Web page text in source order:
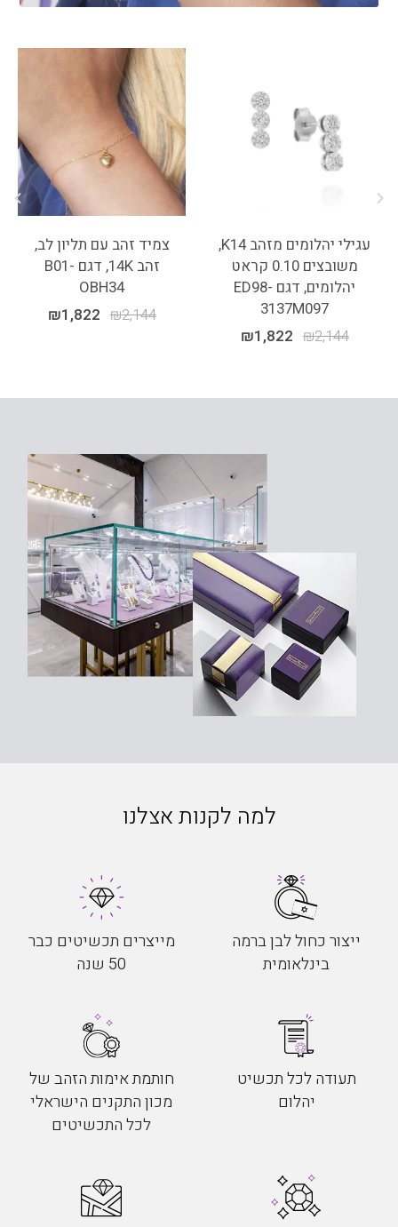
עגילי יהלומים מזהב K14,
משובצים 0.10 קראט
יהלומים, דגם ED98-
3137M097
₪2,144
₪1,822
צמיד זהב עם תליון לב,
זהב 14K, דגם B01-
OBH34
₪2,144
₪1,822
למה לקנות אצלנו
ייצור כחול לבן ברמה
בינלאומית
מייצרים תכשיטים כבר
50 שנה
תעודה לכל תכשיט
יהלום
חותמת אימות הזהב של
מכון התקנים הישראלי
לכל התכשיטים